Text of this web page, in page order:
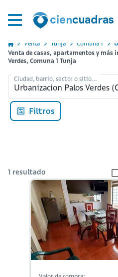
Venta Tunja Comuna 1
Venta de casas, apartamentos y más
Verdes, Comuna 1 Tunja
Ciudad, barrio, sector o sitio...
Filtros
1 resultado